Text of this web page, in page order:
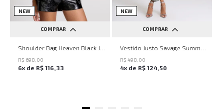
NEW
COMPRAR
UN
R$ 698 00
6x de R$ 116 33
NEW
COMPRAR
PP P M G
R$ 498 00
4x de R$ 124 50